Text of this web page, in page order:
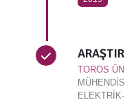
TOROS